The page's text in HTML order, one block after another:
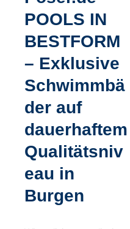
POOLS IN
BESTFORM
– Exklusive
Schwimmbä
der auf
dauerhaftem
Qualitätsniv
eau in
Burgen